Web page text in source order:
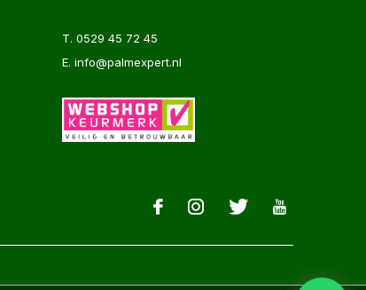
T. 0529 45 72 45
E. info@palmexpert.nl